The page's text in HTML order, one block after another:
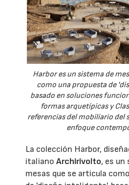
Harbor es un sistema de
como una propuesta de
basado en soluciones
formas arquetípicas y
referencias del mobiliario del
enfoque
La colección Harbor,
italianoArchirivolto, es un
mesas que se articula